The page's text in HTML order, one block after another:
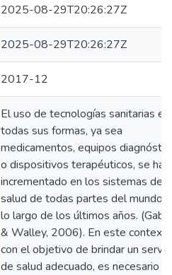
2025-08-29T20:26:27Z
2025-08-29T20:26:27Z
2017-12
El uso de tecnologías sanitarias en
todas sus formas, ya sea
medicamentos, equipos
o dispositivos terapéuticos, se ha
incrementado en los sistemas de
salud de todas partes del mundo a
lo largo de los últimos años.
& Walley, 2006). En este
con el objetivo de brindar un
de salud adecuado, es necesario